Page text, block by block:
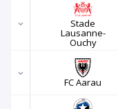
Stade
Lausanne-
Ouchy
FC Aarau